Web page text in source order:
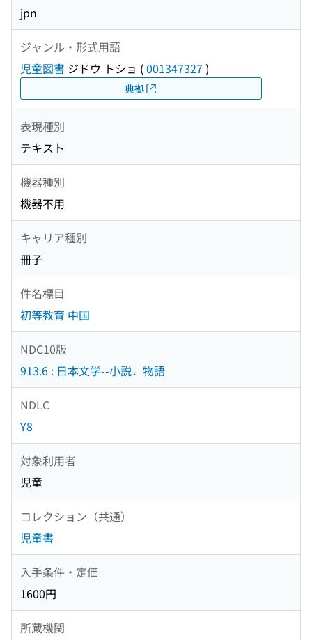
jpn
ジャンル・形式用語
児童図書 ジドウ トショ (001347327 )
典拠
表現種別
テキスト
機器種別
機器不用
キャリア種別
冊子
件名標目
初等教育 中国
NDC10版
913.6 : 日本文学--小説．物語
NDLC
Y8
対象利用者
児童
コレクション（共通）
児童書
入手条件・定価
1600円
所蔵機関